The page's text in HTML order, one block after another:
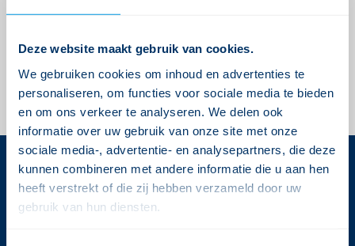
Deze website maakt gebruik van cookies.
We gebruiken cookies om inhoud en advertenties te
personaliseren, om functies voor sociale media te bieden
en om ons verkeer te analyseren. We delen ook
informatie over uw gebruik van onze site met onze
sociale media-, advertentie- en analysepartners, die deze
kunnen combineren met andere informatie die u aan hen
heeft verstrekt of die zij hebben verzameld door uw
gebruik van hun diensten.
plaatsen.
CONTACTGEGEVENS